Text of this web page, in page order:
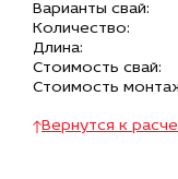
Варианты свай:
Количество:
Длина:
Стоимость свай:
Стоимость
Вернутся к